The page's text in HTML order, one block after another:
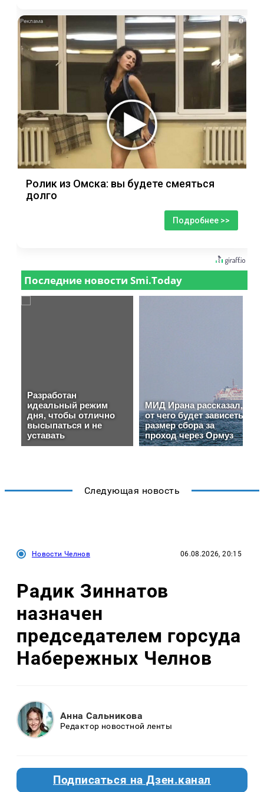
i
Ролик из Омска: вы будете смеяться
долго
Подробнее >>
Следующая новость
Новости Челнов 06.08.2026, 20:15
Радик Зиннатов
назначен
председателем горсуда
Набережных Челнов
Анна Сальникова
Редактор новостной ленты
Подписаться на Дзен.канал